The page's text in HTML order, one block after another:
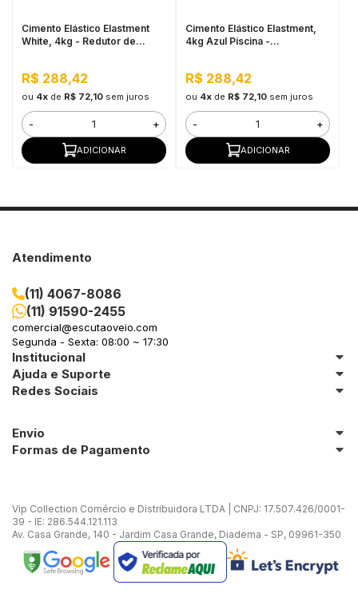
Cimento Elástico Elastment
White, 4kg - Redutor de
R$ 288,42
ou 4xde R$ 72,10 sem juros
- +
ADICIONAR
Cimento Elástico Elastment,
4kg Azul Piscina -
R$ 288,42
ou 4xde R$ 72,10 sem juros
- +
ADICIONAR
Atendimento
(11) 4067-8086
(11) 91590-2455
comercial@escutaoveio.com
Segunda - Sexta: 08:00 ~ 17:30
Institucional
Ajuda e Suporte
Redes Sociais
Envio
Formas de Pagamento
Vip Collection Comércio e Distribuidora LTDA | CNPJ: 17.507.426/0001-
39 - IE: 286.544.121.113
Av. Casa Grande, 140 - Jardim Casa Grande, Diadema - SP, 09961-350